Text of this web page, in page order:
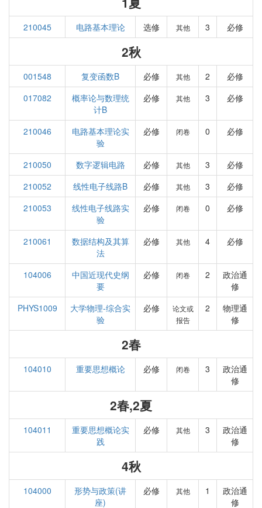
210045 电路基本理论 选修 其他 3 必修
2秋
001548 复变函数B 必修 其他 2
必修
017082
概率论与数理统
计B
必修 其他 3 必修
210046
电路基本理论实
验
必修 闭卷 0 必修
210050 数字逻辑电路 必修 其他 3
必修
210052
线性电子线路B 必修 其他 3
必修
210053
线性电子线路实
验
必修 闭卷 0 必修
210061
数据结构及其算
法
必修 其他 4 必修
104006
中国近现代史纲
要
必修 闭卷 2
政治通
修
PHYS1009
大学物理-综合实
验
必修
论文或
报告
2
物理通
修
2春
104010 重要思想概论 必修 闭卷 3
政治通
修
2春,2夏
104011
重要思想概论实
践
必修 其他 3
政治通
修
4秋
104000
形势与政策(讲
座)
必修 其他 1
政治通
修